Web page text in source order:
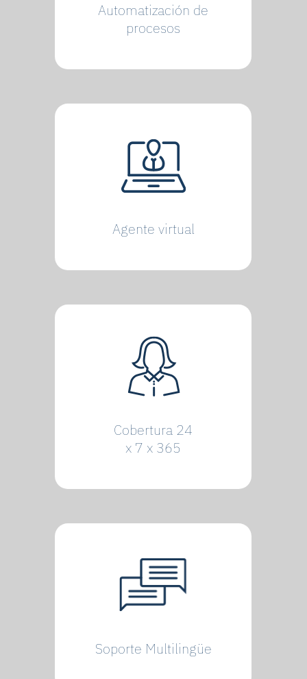
Automatización de
procesos
Agente virtual
Cobertura 24
x 7 x 365
Soporte Multilingüe